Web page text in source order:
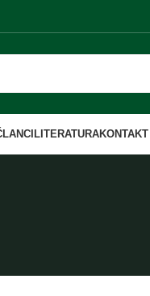
LITERATURAKONTAKT